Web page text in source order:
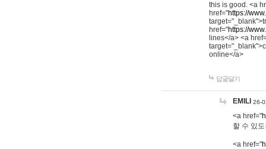
this is good. <a
href="https://
href="https://
lines</a> <a
online</a>
답글달기
EMILI 26-
<a href="
할 수 있
<a href="